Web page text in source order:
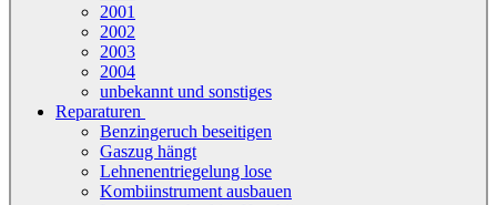
2001
2002
2003
2004
unbekannt und sonstiges
Reparaturen
Benzingeruch beseitigen
Gaszug hängt
Lehnenentriegelung lose
Kombiinstrument ausbauen